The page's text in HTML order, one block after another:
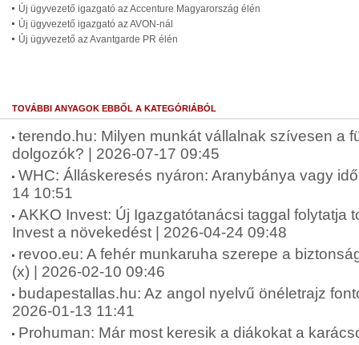
Új ügyvezető igazgató az Accenture Magyarország élén
Új ügyvezető igazgató az AVON-nál
Új ügyvezető az Avantgarde PR élén
TOVÁBBI ANYAGOK EBBŐL A KATEGÓRIÁBÓL
terendo.hu: Milyen munkát vállalnak szívesen a
dolgozók? | 2026-07-17 09:45
WHC: Álláskeresés nyáron: Aranybánya vagy
14 10:51
AKKO Invest: Új Igazgatótanácsi taggal folytatja
Invest a növekedést | 2026-04-24 09:48
revoo.eu: A fehér munkaruha szerepe a
(x) | 2026-02-10 09:46
budapestallas.hu: Az angol nyelvű önéletrajz
2026-01-13 11:41
Prohuman: Már most keresik a diákokat a